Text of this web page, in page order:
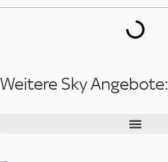
Weitere Sky Angebote: